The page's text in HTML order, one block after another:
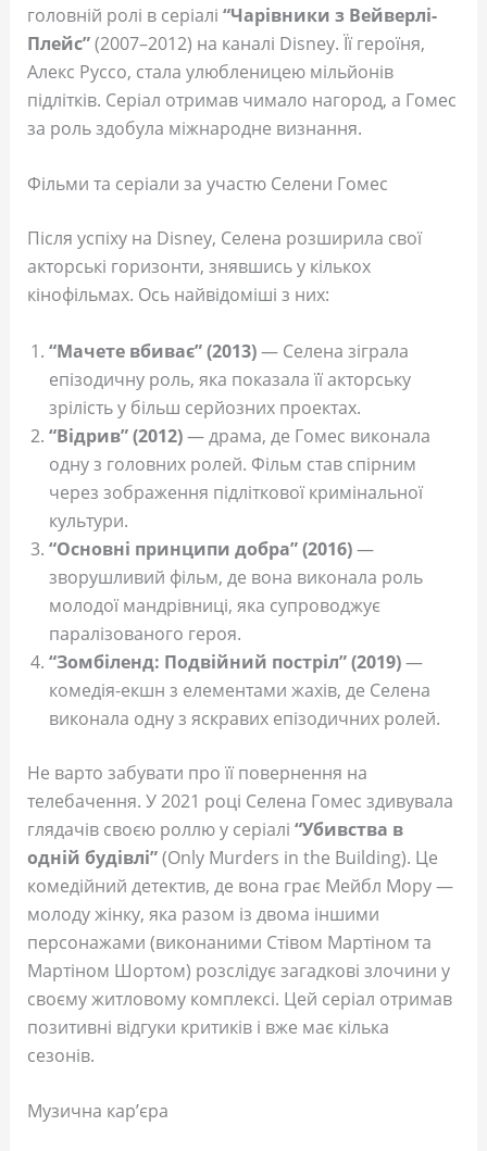
головній ролі в серіалі “Чарівники з Вейверлі-
Плейс”(2007–2012) на каналі Disney. Її героїня,
Алекс Руссо, стала улюбленицею мільйонів
підлітків. Серіал отримав чимало нагород, а Гомес
за роль здобула міжнародне визнання.
Фільми та серіали за участю Селени Гомес
Після успіху на Disney, Селена розширила свої
акторські горизонти, знявшись у кількох
кінофільмах. Ось найвідоміші з них:
“Мачете вбиває” (2013)— Селена зіграла
епізодичну роль, яка показала її акторську
зрілість у більш серйозних проектах.
“Відрив” (2012)— драма, де Гомес виконала
одну з головних ролей. Фільм став спірним
через зображення підліткової кримінальної
культури.
“Основні принципи добра” (2016)—
зворушливий фільм, де вона виконала роль
молодої мандрівниці, яка супроводжує
паралізованого героя.
“Зомбіленд: Подвійний постріл” (2019)—
комедія-екшн з елементами жахів, де Селена
виконала одну з яскравих епізодичних ролей.
Не варто забувати про її повернення на
телебачення. У 2021 році Селена Гомес здивувала
глядачів своєю роллю у серіалі “Убивства в
одній будівлі”(Only Murders in the Building). Це
комедійний детектив, де вона грає Мейбл Мору —
молоду жінку, яка разом із двома іншими
персонажами (виконаними Стівом Мартіном та
Мартіном Шортом) розслідує загадкові злочини у
своєму житловому комплексі. Цей серіал отримав
позитивні відгуки критиків і вже має кілька
сезонів.
Музична кар’єра